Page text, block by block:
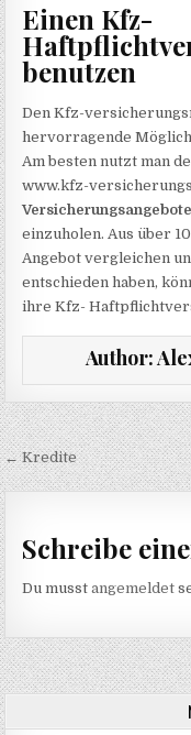
Einen Kfz-
benutzen
Den Kfz-
hervorragende
Am besten nutzt man
www.kfz-
Versicherungsangebote
einzuholen. Aus über
Angebot vergleichen
entschieden haben,
ihre Kfz-
Author:
← Kredite
Schreibe
Du musstangemeldet